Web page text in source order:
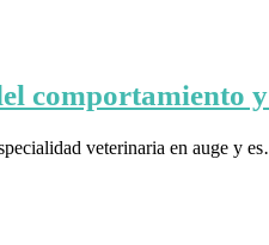
comportamiento
veterinaria en auge y